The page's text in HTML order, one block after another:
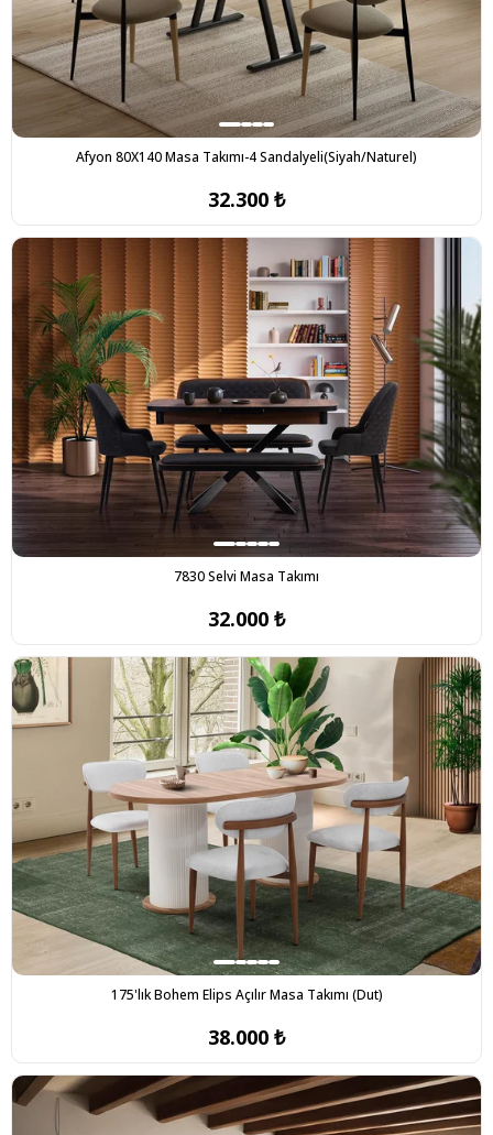
Afyon 80X140 Masa Takımı-4 Sandalyeli(Siyah/Naturel)
32.300 ₺
7830 Selvi Masa Takımı
32.000 ₺
175'lık Bohem Elips Açılır Masa Takımı (Dut)
38.000 ₺